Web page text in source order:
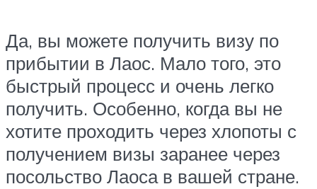
Да, вы можете получить визу по
прибытии в Лаос. Мало того, это
быстрый процесс и очень легко
получить. Особенно, когда вы не
хотите проходить через хлопоты с
получением визы заранее через
посольство Лаоса в вашей стране.